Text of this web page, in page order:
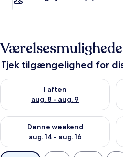
e
Tjek tilgængelighed for
I aften
aug. 8 - aug. 9
Tjek tilgængelighed for i aften
Denne weekend
aug. 14 - aug. 16
Tjek tilgængelighed for denne